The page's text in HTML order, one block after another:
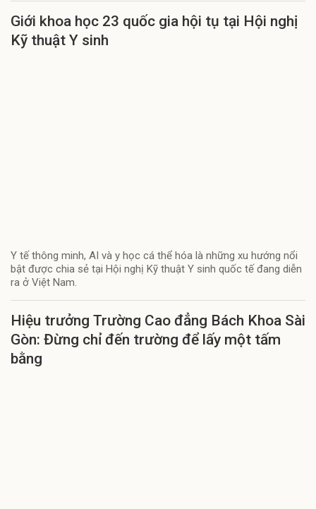
Giới khoa học 23 quốc gia hội tụ tại Hội nghị
Kỹ thuật Y sinh
Y tế thông minh, AI và y học cá thể hóa là những xu hướng nổi
bật được chia sẻ tại Hội nghị Kỹ thuật Y sinh quốc tế đang diễn
ra ở Việt Nam.
Hiệu trưởng Trường Cao đẳng Bách Khoa Sài
Gòn: Đừng chỉ đến trường để lấy một tấm
bằng